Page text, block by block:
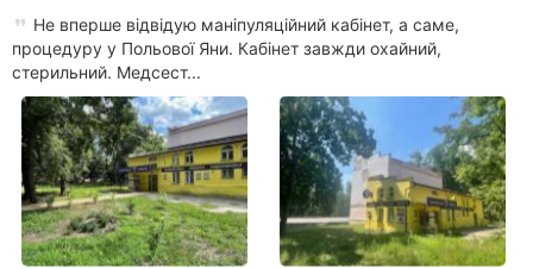
Не вперше відвідую маніпуляційний кабінет, а саме,
процедуру у Польової Яни. Кабінет завжди охайний,
стерильний. Медсест...